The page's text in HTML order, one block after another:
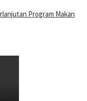
Program Makan